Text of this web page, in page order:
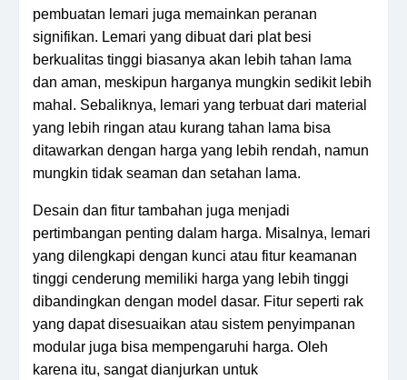
pembuatan lemari juga memainkan peranan
signifikan. Lemari yang dibuat dari plat besi
berkualitas tinggi biasanya akan lebih tahan lama
dan aman, meskipun harganya mungkin sedikit lebih
mahal. Sebaliknya, lemari yang terbuat dari material
yang lebih ringan atau kurang tahan lama bisa
ditawarkan dengan harga yang lebih rendah, namun
mungkin tidak seaman dan setahan lama.
Desain dan fitur tambahan juga menjadi
pertimbangan penting dalam harga. Misalnya, lemari
yang dilengkapi dengan kunci atau fitur keamanan
tinggi cenderung memiliki harga yang lebih tinggi
dibandingkan dengan model dasar. Fitur seperti rak
yang dapat disesuaikan atau sistem penyimpanan
modular juga bisa mempengaruhi harga. Oleh
karena itu, sangat dianjurkan untuk